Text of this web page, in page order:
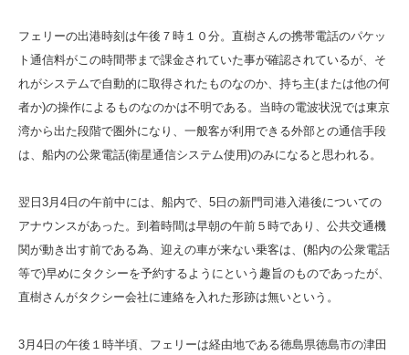
フェリーの出港時刻は午後７時１０分。直樹さんの携帯電話のパケッ
ト通信料がこの時間帯まで課金されていた事が確認されているが、そ
れがシステムで自動的に取得されたものなのか、持ち主(または他の何
者か)の操作によるものなのかは不明である。当時の電波状況では東京
湾から出た段階で圏外になり、一般客が利用できる外部との通信手段
は、船内の公衆電話(衛星通信システム使用)のみになると思われる。
翌日3月4日の午前中には、船内で、5日の新門司港入港後についての
アナウンスがあった。到着時間は早朝の午前５時であり、公共交通機
関が動き出す前である為、迎えの車が来ない乗客は、(船内の公衆電話
等で)早めにタクシーを予約するようにという趣旨のものであったが、
直樹さんがタクシー会社に連絡を入れた形跡は無いという。
3月4日の午後１時半頃、フェリーは経由地である徳島県徳島市の津田